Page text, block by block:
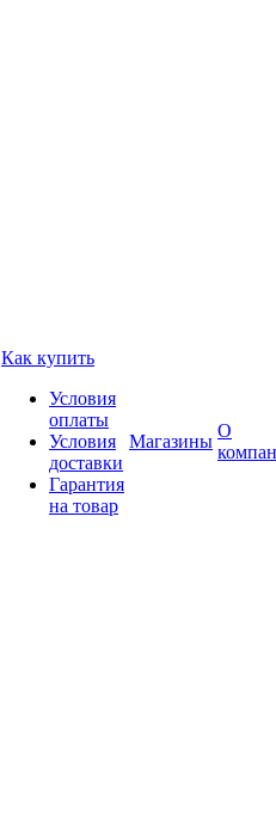
Как купить
Условия
оплаты
Условия
доставки
Гарантия
на товар
Магазины
О